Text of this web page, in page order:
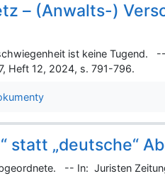
– (Anwalts-)
ist keine Tugend.
Heft 12, 2024, s. 791-796.
statt „deutsche“
-- In: Juristen